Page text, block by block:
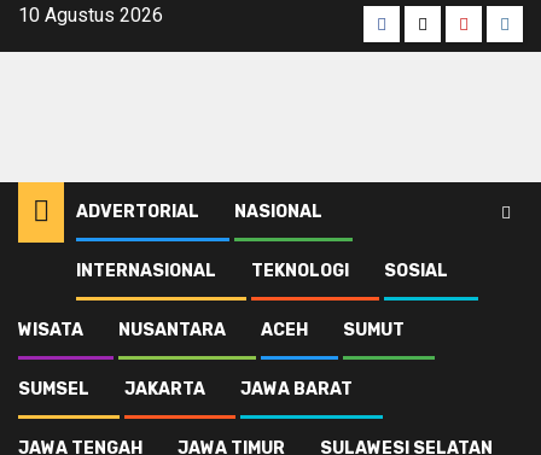
Skip10 Agustus 2026 Facebook
TwitterYoutube
ADVERTORIAL NASIONAL
INTERNASIONAL TEKNOLOGI SOSIAL
WISATA NUSANTARA ACEH SUMUT
SUMSEL JAKARTA JAWA BARAT
JAWA TENGAH JAWA TIMUR SULAWESI SELATAN